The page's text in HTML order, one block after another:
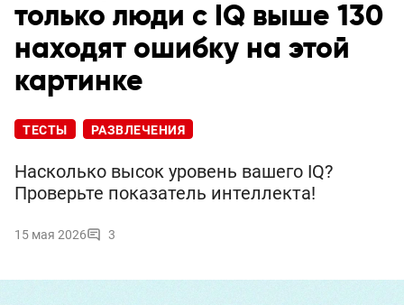
только люди с IQ выше 130
находят ошибку на этой
картинке
ТЕСТЫ РАЗВЛЕЧЕНИЯ
Насколько высок уровень вашего IQ?
Проверьте показатель интеллекта!
15 мая 2026 3